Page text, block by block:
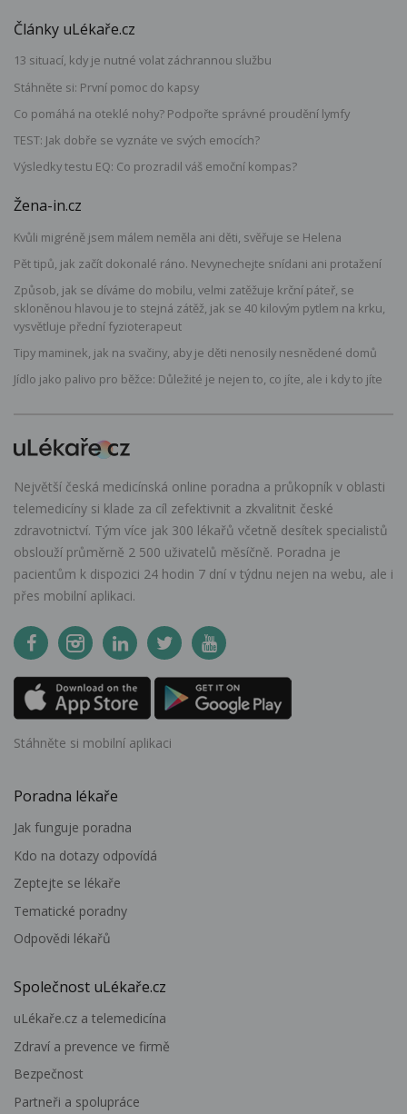
Články uLékaře.cz
13 situací, kdy je nutné volat záchrannou službu
Stáhněte si: První pomoc do kapsy
Co pomáhá na oteklé nohy? Podpořte správné proudění lymfy
TEST: Jak dobře se vyznáte ve svých emocích?
Výsledky testu EQ: Co prozradil váš emoční kompas?
Žena-in.cz
Kvůli migréně jsem málem neměla ani děti, svěřuje se Helena
Pět tipů, jak začít dokonalé ráno. Nevynechejte snídani ani protažení
Způsob, jak se díváme do mobilu, velmi zatěžuje krční páteř, se
skloněnou hlavou je to stejná zátěž, jak se 40 kilovým pytlem na krku,
vysvětluje přední fyzioterapeut
Tipy maminek, jak na svačiny, aby je děti nenosily nesnědené domů
Jídlo jako palivo pro běžce: Důležité je nejen to, co jíte, ale i kdy to jíte
Největší česká medicínská online poradna a průkopník v oblasti
telemedicíny si klade za cíl zefektivnit a zkvalitnit české
zdravotnictví. Tým více jak 300 lékařů včetně desítek specialistů
obslouží průměrně 2 500 uživatelů měsíčně. Poradna je
pacientům k dispozici 24 hodin 7 dní v týdnu nejen na webu, ale i
přes mobilní aplikaci.
Stáhněte si mobilní aplikaci
Poradna lékaře
Jak funguje poradna
Kdo na dotazy odpovídá
Zeptejte se lékaře
Tematické poradny
Odpovědi lékařů
Společnost uLékaře.cz
uLékaře.cz a telemedicína
Zdraví a prevence ve firmě
Bezpečnost
Partneři a spolupráce